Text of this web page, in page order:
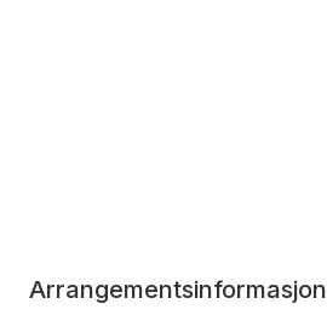
Arrangementsinformasjon